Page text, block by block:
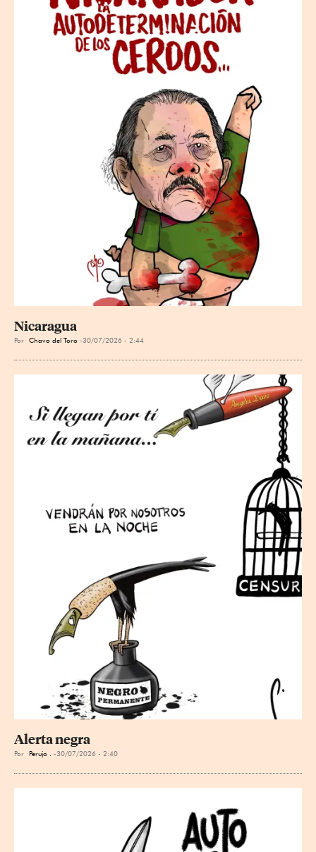
Nicaragua
Por Chavo del Toro 30/07/2026 - 2:44
Alerta negra
Por Perujo . 30/07/2026 - 2:40